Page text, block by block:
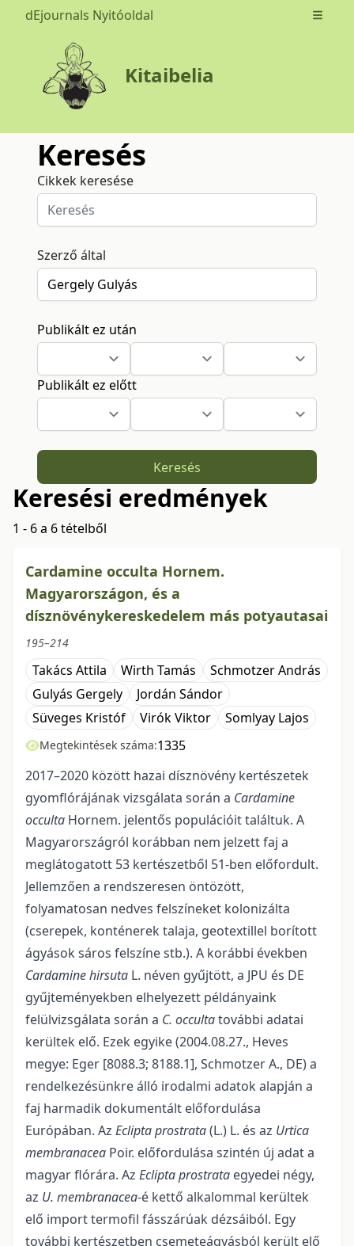
dEjournals Nyitóoldal Open
Kitaibelia
Keresés
Cikkek keresése
Szerző által
Publikált ez után
Publikált ez előtt
Keresés
Keresési eredmények
1 - 6 a 6 tételből
Cardamine occulta Hornem.
Magyarországon, és a
dísznövénykereskedelem más potyautasai
195–214
Takács Attila Wirth Tamás
Schmotzer András
Gulyás Gergely
Jordán Sándor
Süveges Kristóf
Virók Viktor Somlyay Lajos
Megtekintések száma:1335
2017–2020 között hazai dísznövény kertészetek
gyomflórájának vizsgálata során a Cardamine
occulta Hornem. jelentős populációit találtuk. A
Magyarországról korábban nem jelzett faj a
meglátogatott 53 kertészetből 51-ben előfordult.
Jellemzően a rendszeresen öntözött,
folyamatosan nedves felszíneket kolonizálta
(cserepek, konténerek talaja, geotextillel borított
ágyások sáros felszíne stb.). A korábbi években
Cardamine hirsuta L. néven gyűjtött, a JPU és DE
gyűjteményekben elhelyezett példányaink
felülvizsgálata során a C. occultatovábbi adatai
kerültek elő. Ezek egyike (2004.08.27., Heves
megye: Eger [8088.3; 8188.1], Schmotzer A., DE) a
rendelkezésünkre álló irodalmi adatok alap­ján a
faj harmadik dokumentált előfordulása
Európában. Az Eclipta prostrata(L.) L. és az Urtica
memb­ranacea Poir. előfordulása szintén új adat a
magyar flórára. Az Eclipta prostrata egyedei négy,
az U. membranacea-é kettő alkalommal kerültek
elő import termofil fásszárúak dézsáiból. Egy
további kerté­szetben csemeteágyásból került elő